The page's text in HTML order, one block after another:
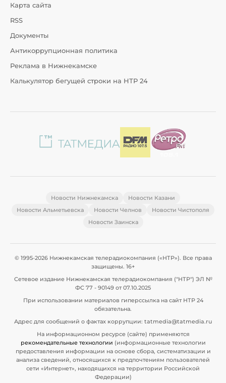
Карта сайта
RSS
Документы
Антикоррупционная политика
Реклама в Нижнекамске
Калькулятор бегущей строки на НТР 24
Новости Нижнекамска
Новости Казани
Новости Альметьевска
Новости Челнов
Новости Чистополя
Новости Заинска
© 1995-2026 Нижнекамская телерадиокомпания («НТР»). Все права
защищены. 16+
Сетевое издание Нижнекамская телерадиокомпания ("НТР") ЭЛ №
ФС 77 - 90149 от 07.10.2025
При использовании материалов гиперссылка на сайт НТР 24
обязательна.
Адрес для сообщений о фактах коррупции: tatmedia@tatmedia.ru
На информационном ресурсе (сайте) применяются
рекомендательные технологии (информационные технологии
предоставления информации на основе сбора, систематизации и
анализа сведений, относящихся к предпочтениям пользователей
сети «Интернет», находящихся на территории Российской
Федерации)